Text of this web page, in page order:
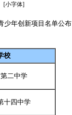
[小字体]
少年创新项目名单公布
校
二中学
十四中学